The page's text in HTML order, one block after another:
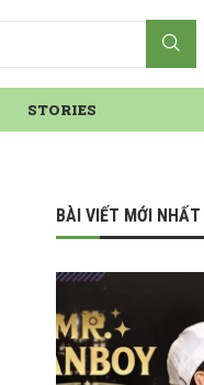
STORIES
BÀI VIẾT MỚI NHẤT